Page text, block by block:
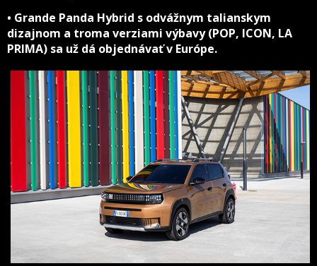
• Grande Panda Hybrid s odvážnym talianskym
dizajnom a troma verziami výbavy (POP, ICON, LA
PRIMA) sa už dá objednávať v Európe.